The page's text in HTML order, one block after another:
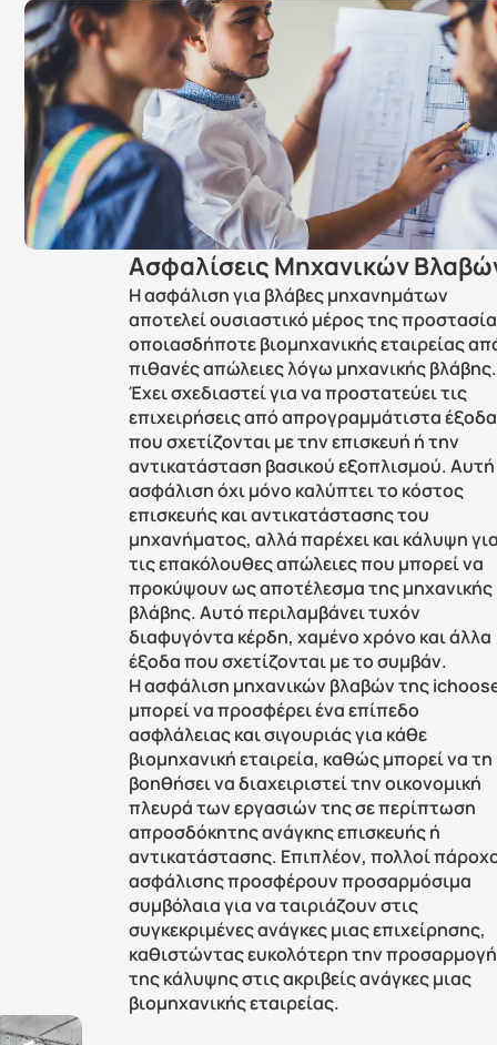
Ασφαλίσεις Μηχανικών
Η ασφάλιση για βλάβες μηχανημάτων
αποτελεί ουσιαστικό μέρος της
οποιασδήποτε βιομηχανικής εταιρείας
πιθανές απώλειες λόγω μηχανικής βλάβης.
Έχει σχεδιαστεί για να προστατεύει τις
επιχειρήσεις από απρογραμμάτιστα έξοδα
που σχετίζονται με την επισκευή ή την
αντικατάσταση βασικού εξοπλισμού.
ασφάλιση όχι μόνο καλύπτει το κόστος
επισκευής και αντικατάστασης του
μηχανήματος, αλλά παρέχει και κάλυψη
τις επακόλουθες απώλειες που μπορεί να
προκύψουν ως αποτέλεσμα της μηχανικής
βλάβης. Αυτό περιλαμβάνει τυχόν
διαφυγόντα κέρδη, χαμένο χρόνο και άλλα
έξοδα που σχετίζονται με το συμβάν.
H ασφάλιση μηχανικών βλαβών της
μπορεί να προσφέρει ένα επίπεδο
ασφλάλειας και σιγουριάς για κάθε
βιομηχανική εταιρεία, καθώς μπορεί να τη
βοηθήσει να διαχειριστεί την οικονομική
πλευρά των εργασιών της σε περίπτωση
απροσδόκητης ανάγκης επισκευής ή
αντικατάστασης. Επιπλέον, πολλοί
ασφάλισης προσφέρουν προσαρμόσιμα
συμβόλαια για να ταιριάζουν στις
συγκεκριμένες ανάγκες μιας επιχείρησης,
καθιστώντας ευκολότερη την προσαρμογή
της κάλυψης στις ακριβείς ανάγκες μιας
βιομηχανικής εταιρείας.